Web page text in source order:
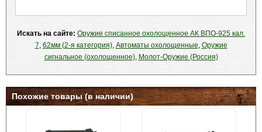
Искать на сайте: Оружие списанное охолощенное АК ВПО-925 кал.
7, 62мм (2-я категория), Автоматы охолощенные, Оружие
сигнальное (охолощенное), Молот-Оружие (Россия)
Похожие товары (в наличии)